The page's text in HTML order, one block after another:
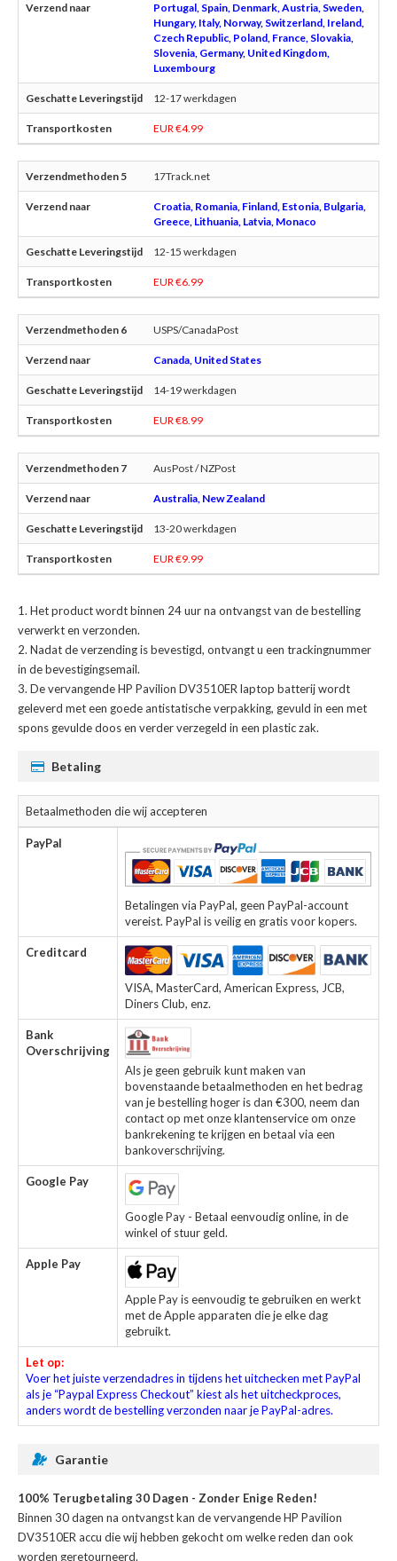
Portugal, Spain, Denmark, Austria, Sweden,
Hungary, Italy, Norway, Switzerland, Ireland,
Czech Republic, Poland, France, Slovakia,
Slovenia, Germany, United Kingdom,
Luxembourg
12-17 werkdagen
EUR €4.99
17Track.net
Croatia, Romania, Finland, Estonia, Bulgaria,
Greece, Lithuania, Latvia, Monaco
12-15 werkdagen
EUR €6.99
USPS/CanadaPost
Canada, United States
14-19 werkdagen
EUR €8.99
AusPost / NZPost
Australia, New Zealand
13-20 werkdagen
EUR €9.99
Het product wordt binnen 24 uur na ontvangst van de bestelling
verwerkt en verzonden.
Nadat de verzending is bevestigd, ontvangt u een trackingnummer
in de bevestigingsemail.
Devervangende HP Pavilion DV3510ER laptop batterijwordt
geleverd met een goede antistatische verpakking, gevuld in een met
spons gevulde doos en verder verzegeld in een plastic zak.
Betaling
Betaalmethoden die wij accepteren
PayPal
Betalingen via PayPal, geen PayPal-account
vereist. PayPal is veilig en gratis voor kopers.
Creditcard
VISA, MasterCard, American Express, JCB,
Diners Club, enz.
Bank
Overschrijving
Als je geen gebruik kunt maken van
bovenstaande betaalmethoden en het bedrag
van je bestelling hoger is dan €300, neem dan
contact op met onze klantenservice om onze
bankrekening te krijgen en betaal via een
bankoverschrijving.
Google Pay
Google Pay - Betaal eenvoudig online, in de
winkel of stuur geld.
Apple Pay
Apple Pay is eenvoudig te gebruiken en werkt
met de Apple apparaten die je elke dag
gebruikt.
Let op:
Voer het juiste verzendadres in tijdens het uitchecken met PayPal
als je “Paypal Express Checkout” kiest als het uitcheckproces,
anders wordt de bestelling verzonden naar je PayPal-adres.
Garantie
100% Terugbetaling 30 Dagen - Zonder Enige Reden!
Binnen 30 dagen na ontvangst kan devervangende HP Pavilion
DV3510ER accu die wij hebben gekocht om welke reden dan ook
worden geretourneerd.